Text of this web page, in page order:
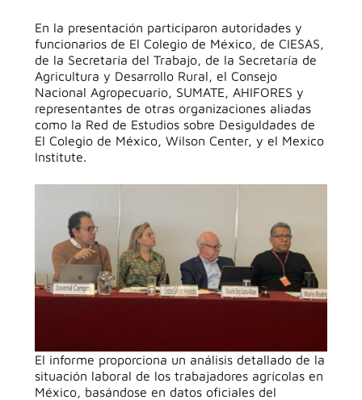
En la presentación participaron autoridades y
funcionarios de El Colegio de México, de CIESAS,
de la Secretaría del Trabajo, de la Secretaría de
Agricultura y Desarrollo Rural, el Consejo
Nacional Agropecuario, SUMATE, AHIFORES y
representantes de otras organizaciones aliadas
como la Red de Estudios sobre Desiguldades de
El Colegio de México, Wilson Center, y el Mexico
Institute.
El informe proporciona un análisis detallado de la
situación laboral de los trabajadores agrícolas en
México, basándose en datos oficiales del